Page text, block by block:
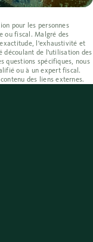
pour les personnes
ou fiscal. Malgré des
l'exhaustivité et
découlant de l'utilisation des
questions spécifiques, nous
ou à un expert fiscal.
des liens externes.